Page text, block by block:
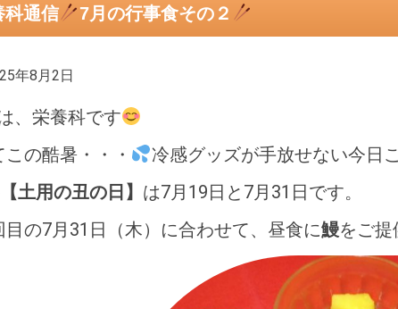
科通信 7月の行事食その２
年8月2日
、栄養科です
の酷暑・・・
冷感グッズが手放せない今日
【土用の丑の日】 は7月19日と7月31日です。
目の7月31日（木）に合わせて、昼食に鰻をご提